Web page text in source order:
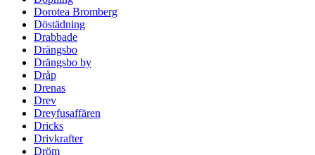
Dorotea Bromberg
Döstädning
Drabbade
Drängsbo
Drängsbo by
Dråp
Drenas
Drev
Dreyfusaffären
Dricks
Drivkrafter
Dröm